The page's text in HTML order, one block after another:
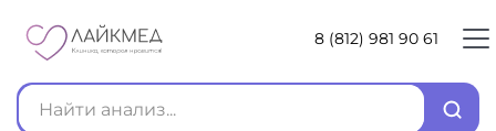
8 (812) 981 90 61